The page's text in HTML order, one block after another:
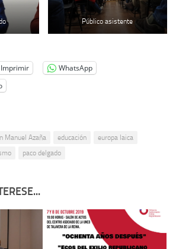
de nuestra hemeroteca
Público asistente
Imprimir
WhatsApp
Manuel Azaña educación
europa laica
paco delgado